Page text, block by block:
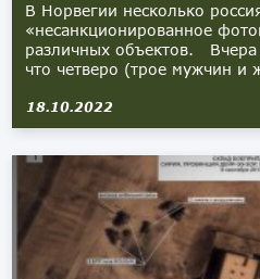
В Норвегии несколько
«несанкционированное
различных объектов. Вчера
что четверо (трое мужчин
18.10.2022